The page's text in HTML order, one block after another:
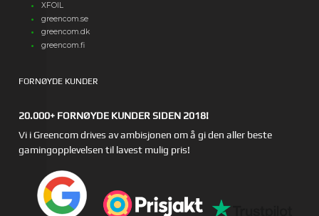
XFOIL
greencom.se
greencom.dk
greencom.fi
FORNØYDE KUNDER
20.000+ FORNØYDE KUNDER SIDEN 2018!
Vi i Greencom drives av ambisjonen om å gi den aller beste
gamingopplevelsen til lavest mulig pris!